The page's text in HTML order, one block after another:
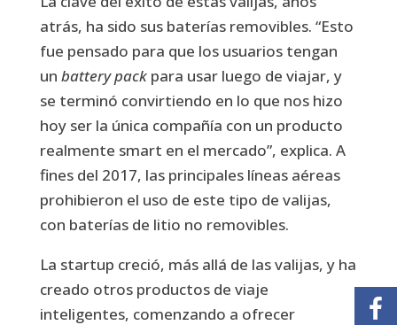
atrás, ha sido sus baterías removibles. “Esto
fue pensado para que los usuarios tengan
un battery packpara usar luego de viajar, y
se terminó convirtiendo en lo que nos hizo
hoy ser la única compañía con un producto
realmente smart en el mercado”, explica. A
fines del 2017, las principales líneas aéreas
prohibieron el uso de este tipo de valijas,
con baterías de litio no removibles.
La startup creció, más allá de las valijas, y ha
creado otros productos de viaje
inteligentes, comenzando a ofrecer